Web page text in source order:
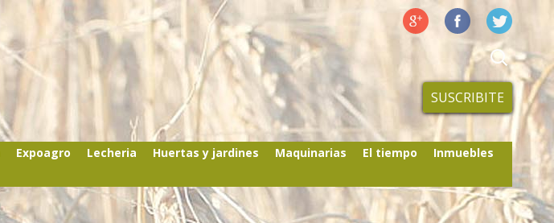
SUSCRIBITE
Expoagro Lecheria Huertas y jardines Maquinarias El tiempo
Inmuebles